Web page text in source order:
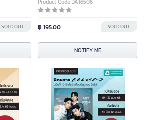
SOLD OUT
Product Code DA16506
฿ 195.00 SOLD OUT
NOTIFY ME